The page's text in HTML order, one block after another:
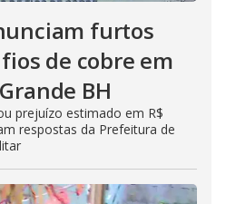
furtos
de cobre em
BH
prejuízo estimado em R$
respostas da Prefeitura de